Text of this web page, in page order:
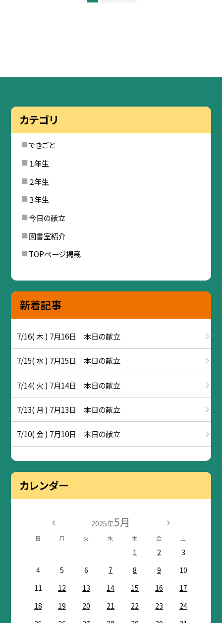
カテゴリ
できごと
１年生
２年生
３年生
今日の献立
図書室紹介
TOPページ掲載
新着記事
7/16( 木 ) 7月16日 本日の献立
7/15( 水 ) 7月15日 本日の献立
7/14( 火 ) 7月14日 本日の献立
7/13( 月 ) 7月13日 本日の献立
7/10( 金 ) 7月10日 本日の献立
カレンダー
2025年5月
日 月 火 水 木 金 土
1 2
3
4
5 6 7 8 9
10
11
12 13 14 15 16
17
18
19 20 21 22 23
24